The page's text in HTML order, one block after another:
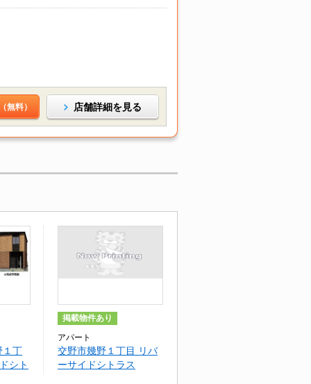
無料） 店舗詳細を見る
１丁
シト
掲載物件あり
アパート
交野市幾野１丁目 リバ
ーサイドシトラス